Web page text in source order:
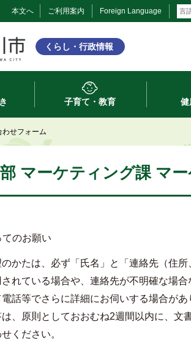
本文へ ご利用案内 Foreign Language
くらし・行政情報
子育て・教育 健
わせフォーム
マーケティング課 マ
のお願い
かたは、必ず「氏名」と「連絡先（住
れている場合や、連絡先が不明確な場
話等でさらに詳細にお伺いする場合があ
、原則としておおむね2週間以内に、文
ください。